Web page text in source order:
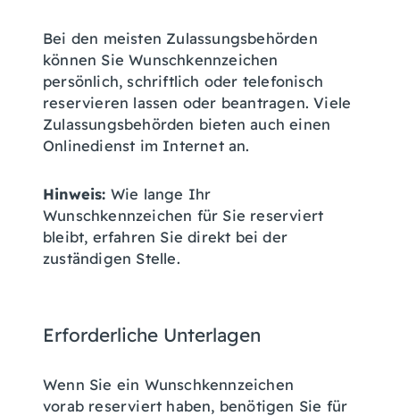
Bei den meisten Zulassungsbehörden
können Sie Wunschkennzeichen
persönlich, schriftlich oder telefonisch
reservieren lassen oder beantragen. Viele
Zulassungsbehörden bieten auch einen
Onlinedienst im Internet an.
Hinweis: Wie lange Ihr
Wunschkennzeichen für Sie reserviert
bleibt, erfahren Sie direkt bei der
zuständigen Stelle.
Erforderliche Unterlagen
Wenn Sie ein Wunschkennzeichen
vorab reserviert haben, benötigen Sie für